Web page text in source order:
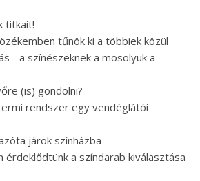
titkait!
tűnök ki a többiek közül
- a színészeknek a mosolyuk a
(is) gondolni?
rendszer egy vendéglátói
járok színházba
érdeklődtünk a színdarab kiválasztása